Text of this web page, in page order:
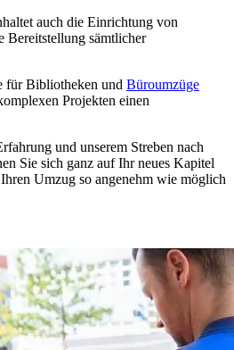
auch die Einrichtung von
Bereitstellung sämtlicher
für Bibliotheken und Büroumzüge
Projekten einen
und unserem Streben nach
Sie sich ganz auf Ihr neues Kapitel
Umzug so angenehm wie möglich